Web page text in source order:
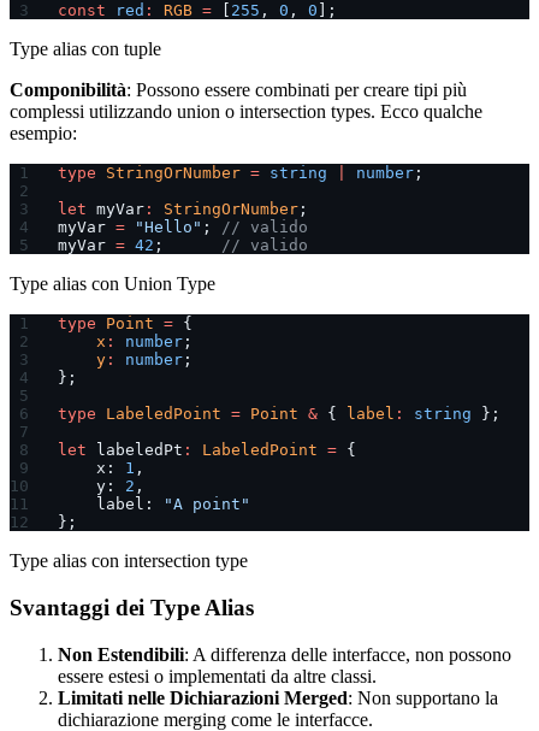
const red : RGB = 255 , 0 , 0 ];
Type alias con tuple
Componibilità: Possono essere combinati per creare tipi più
complessi utilizzando union o intersection types. Ecco qualche
esempio:
type StringOrNumber = string number ;
let myVar : StringOrNumber ;
myVar = "Hello" ; // valido
myVar = 42 ; // valido
Type alias con Union Type
type Point = {
    x
: number ;
    y
: number ;
};
type LabeledPoint = Point & { label : string };
let labeledPt : LabeledPoint = {
    x:
1 ,
    y:
2 ,
    label:
"A point"
};
Type alias con intersection type
Svantaggi dei Type Alias
Non Estendibili: A differenza delle interfacce, non possono
essere estesi o implementati da altre classi.
Limitati nelle Dichiarazioni Merged: Non supportano la
dichiarazione merging come le interfacce.